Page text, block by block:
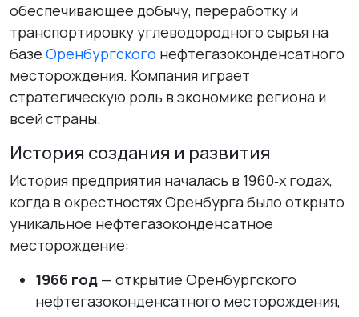
обеспечивающее добычу, переработку и
транспортировку углеводородного сырья на
базе Оренбургского нефтегазоконденсатного
месторождения. Компания играет
стратегическую роль в экономике региона и
всей страны.
История создания и развития
История предприятия началась в 1960‑х годах,
когда в окрестностях Оренбурга было открыто
уникальное нефтегазоконденсатное
месторождение:
1966 год — открытие Оренбургского
нефтегазоконденсатного месторождения,